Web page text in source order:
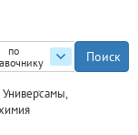
по
Универсамы,